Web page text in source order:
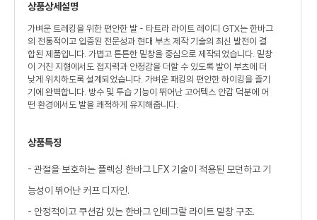
상품상세설명
가벼운 트레킹을 위한 편안한 발 - 타트라 라이트 레이디 GTX는 한바그
의 전통적이고 입증된 전문성과 현대 부츠 제작 기술의 최신 발전이 결
합된 제품입니다. 가볍고 튼튼한 밑창을 중심으로 제작되었습니다. 밑창
이 거친 지형에서도 접지력과 안정감을 더할 수 있도록 발이 부츠에 더
낮게 위치하도록 설계되었습니다. 가벼운 패킹의 편안한 하이킹을 즐기
기에 완벽합니다. 방수 및 투습 기능이 뛰어난 고어텍스 안감 덕분에 어
떤 환경에서도 발을 쾌적하게 유지해줍니다.
상품특징
- 관절을 보호하는 플렉싱 한바그 LFX 기술이 적용된 모던하고 기
능성이 뛰어난 커프 디자인.
- 안정적이고 쿠션감 있는 한바그 인테그랄 라이트 밑창 구조.